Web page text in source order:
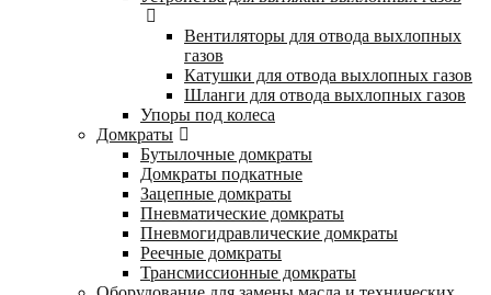
Вентиляторы для отвода выхлопных
газов
Катушки для отвода выхлопных газов
Шланги для отвода выхлопных газов
Упоры под колеса
Домкраты
Бутылочные домкраты
Домкраты подкатные
Зацепные домкраты
Пневматические домкраты
Пневмогидравлические домкраты
Реечные домкраты
Трансмиссионные домкраты